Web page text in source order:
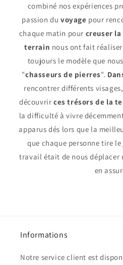
combiné nos expériences
passion du voyage pour
chaque matin pour creuser
terrain nous ont fait
toujours le modèle que
"chasseurs de pierres".
rencontrer différents
découvrir ces trésors de la
la difficulté à vivre
apparus dés lors que la
que chaque personne tire le
travail était de nous déplacer
en
Informations
Notre service client est